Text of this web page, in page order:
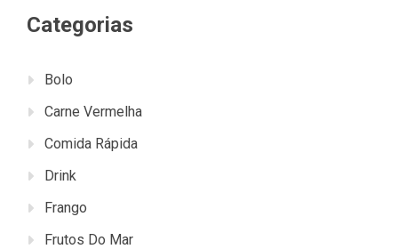
Categorias
Bolo
Carne Vermelha
Comida Rápida
Drink
Frango
Frutos Do Mar